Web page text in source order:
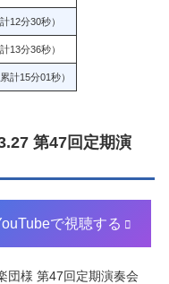
12分30秒）
13分36秒）
計15分01秒）
第47回定期演
で視聴する
団様 第47回定期演奏会